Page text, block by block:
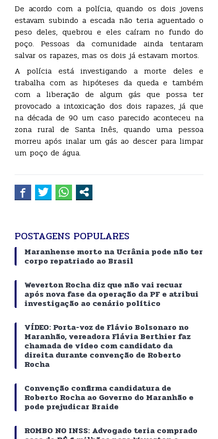
De acordo com a polícia, quando os dois jovens
estavam subindo a escada não teria aguentado o
peso deles, quebrou e eles caíram no fundo do
poço. Pessoas da comunidade ainda tentaram
salvar os rapazes, mas os dois já estavam mortos.
A polícia está investigando a morte deles e
trabalha com as hipóteses da queda e também
com a liberação de algum gás que possa ter
provocado a intoxicação dos dois rapazes, já que
na década de 90 um caso parecido aconteceu na
zona rural de Santa Inês, quando uma pessoa
morreu após inalar um gás ao descer para limpar
um poço de água.
POSTAGENS POPULARES
Maranhense morto na Ucrânia pode não ter
corpo repatriado ao Brasil
Weverton Rocha diz que não vai recuar
após nova fase da operação da PF e atribui
investigação ao cenário político
VÍDEO: Porta-voz de Flávio Bolsonaro no
Maranhão, vereadora Flávia Berthier faz
chamada de vídeo com candidato da
direita durante convenção de Roberto
Rocha
Convenção confirma candidatura de
Roberto Rocha ao Governo do Maranhão e
pode prejudicar Braide
ROMBO NO INSS: Advogado teria comprado